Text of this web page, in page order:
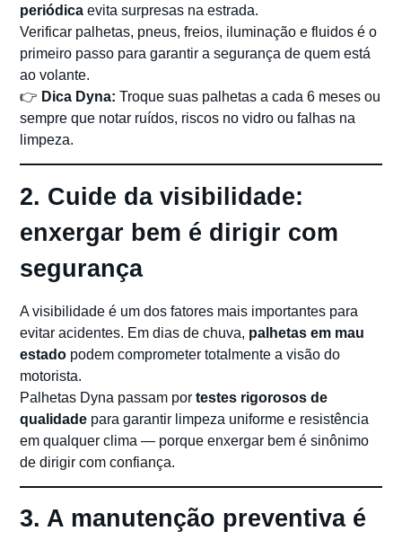
periódica evita surpresas na estrada.
Verificar palhetas, pneus, freios, iluminação e fluidos é o
primeiro passo para garantir a segurança de quem está
ao volante.
👉 Dica Dyna: Troque suas palhetas a cada 6 meses ou
sempre que notar ruídos, riscos no vidro ou falhas na
limpeza.
2. Cuide da visibilidade:
enxergar bem é dirigir com
segurança
A visibilidade é um dos fatores mais importantes para
evitar acidentes. Em dias de chuva, palhetas em mau
estado podem comprometer totalmente a visão do
motorista.
Palhetas Dyna passam portestes rigorosos de
qualidade para garantir limpeza uniforme e resistência
em qualquer clima — porque enxergar bem é sinônimo
de dirigir com confiança.
3. A manutenção preventiva é